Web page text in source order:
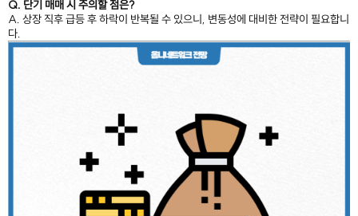
Q. 단기 매매 시 주의할 점은?
A. 상장 직후 급등 후 하락이 반복될 수 있으니, 변동성에 대비한 전략이 필요합니
다.